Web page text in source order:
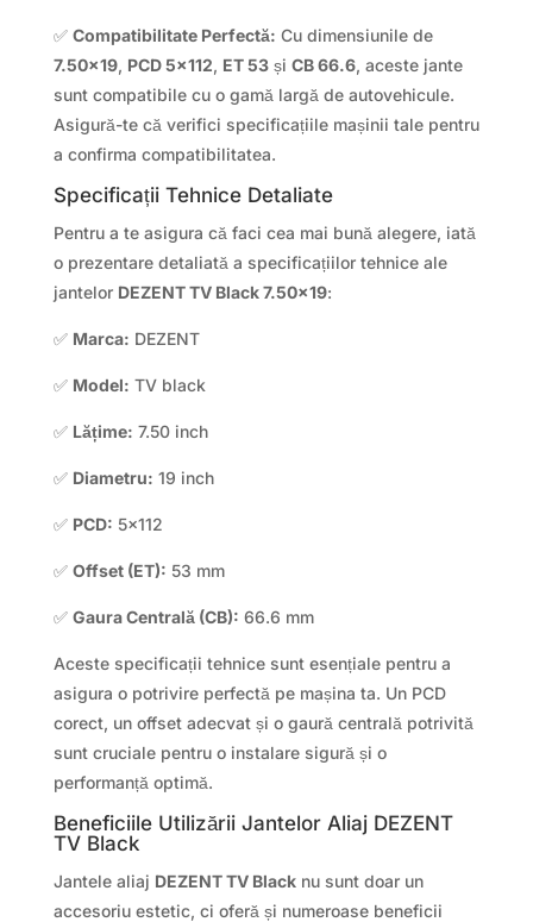
✅ Compatibilitate Perfectă: Cu dimensiunile de
7.50×19, PCD 5×112, ET 53și CB 66.6, aceste jante
sunt compatibile cu o gamă largă de autovehicule.
Asigură-te că verifici specificațiile mașinii tale pentru
a confirma compatibilitatea.
Specificații Tehnice Detaliate
Pentru a te asigura că faci cea mai bună alegere, iată
o prezentare detaliată a specificațiilor tehnice ale
jantelor DEZENT TV Black 7.50×19:
✅ Marca: DEZENT
✅ Model: TV black
✅ Lățime: 7.50 inch
✅ Diametru: 19 inch
✅ PCD: 5×112
✅ Offset (ET): 53 mm
✅ Gaura Centrală (CB): 66.6 mm
Aceste specificații tehnice sunt esențiale pentru a
asigura o potrivire perfectă pe mașina ta. Un PCD
corect, un offset adecvat și o gaură centrală potrivită
sunt cruciale pentru o instalare sigură și o
performanță optimă.
Beneficiile Utilizării Jantelor Aliaj DEZENT
TV Black
Jantele aliaj DEZENT TV Blacknu sunt doar un
accesoriu estetic, ci oferă și numeroase beneficii